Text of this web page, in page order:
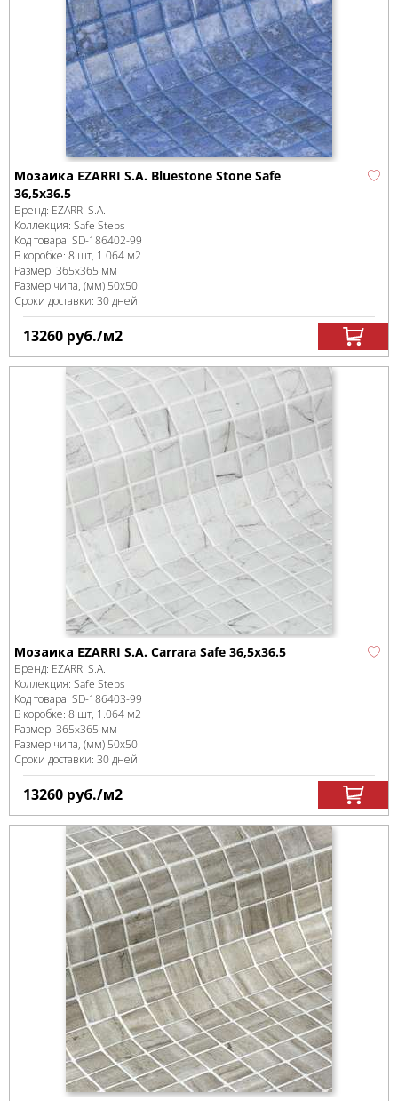
Мозаика EZARRI S.A. Bluestone Stone Safe
36,5x36.5
Бренд: EZARRI S.A.
Коллекция: Safe Steps
Код товара: SD-186402-99
В коробке: 8 шт, 1.064 м2
Размер: 365x365 мм
Размер чипа, (мм) 50х50
Сроки доставки: 30 дней
13260 руб./м2
Мозаика EZARRI S.A. Carrara Safe 36,5x36.5
Бренд: EZARRI S.A.
Коллекция: Safe Steps
Код товара: SD-186403-99
В коробке: 8 шт, 1.064 м2
Размер: 365x365 мм
Размер чипа, (мм) 50х50
Сроки доставки: 30 дней
13260 руб./м2